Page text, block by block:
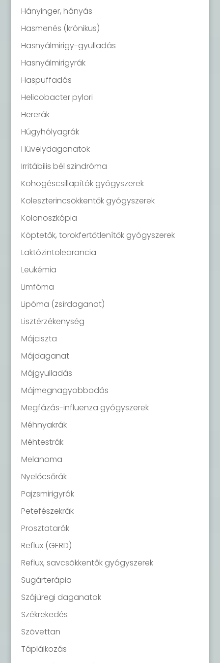
Hányinger, hányás
Hasmenés (krónikus)
Hasnyálmirigy-gyulladás
Hasnyálmirigyrák
Haspuffadás
Helicobacter pylori
Hererák
Húgyhólyagrák
Hüvelydaganatok
Irritábilis bél szindróma
Köhögéscsillapítók gyógyszerek
Koleszterincsökkentők gyógyszerek
Kolonoszkópia
Köptetők, torokfertőtlenítők gyógyszerek
Laktózintolearancia
Leukémia
Limfóma
Lipóma (zsírdaganat)
Lisztérzékenység
Májciszta
Májdaganat
Májgyulladás
Májmegnagyobbodás
Megfázás-influenza gyógyszerek
Méhnyakrák
Méhtestrák
Melanoma
Nyelőcsőrák
Pajzsmirigyrák
Petefészekrák
Prosztatarák
Reflux (GERD)
Reflux, savcsökkentők gyógyszerek
Sugárterápia
Szájüregi daganatok
Székrekedés
Szövettan
Táplálkozás